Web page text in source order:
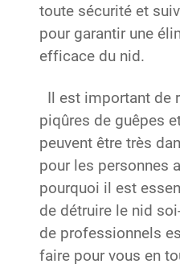
toute sécurité et
pour garantir une
efficace du nid.
Il est important de
piqûres de guêpes
peuvent être très
pour les personnes
pourquoi il est
de détruire le nid
de professionnels
faire pour vous en